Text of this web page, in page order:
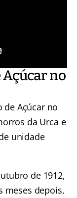
Açúcar no
de Açúcar no
da Urca e
unidade
de 1912,
meses depois,